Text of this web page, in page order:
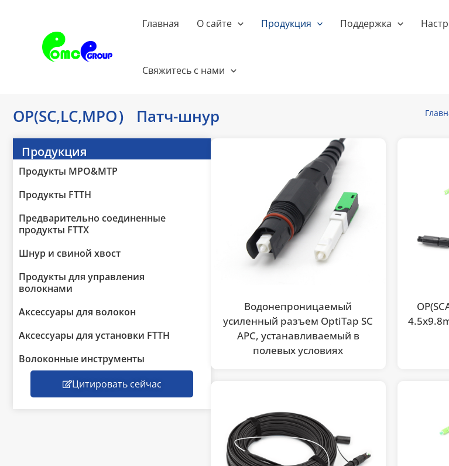
содержанию
Главная О сайте Продукция Поддержка
Свяжитесь с нами
OP(SC,LC,MPO） Патч-шнур
Продукция
Продукты MPO&MTP
Продукты FTTH
Предварительно соединенные
продукты FTTX
Шнур и свиной хвост
Продукты для управления
волокнами
Аксессуары для волокон
Аксессуары для установки FTTH
Волоконные инструменты
Цитировать сейчас
Водонепроницаемый
усиленный разъем OptiTap SC
APC, устанавливаемый в
полевых условиях